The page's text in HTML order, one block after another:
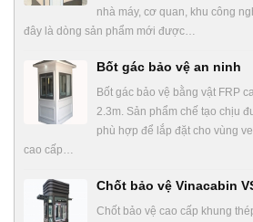
nhà máy, cơ quan, khu công
đây là dòng sản phẩm mới được…
Bốt gác bảo vệ an ninh
Bốt gác bảo vệ bằng vật FRP
2.3m. Sản phẩm chế tạo chịu
phù hợp để lắp đặt cho vùng
cao cấp…
Chốt bảo vệ Vinacabin
Chốt bảo vệ cao cấp khung